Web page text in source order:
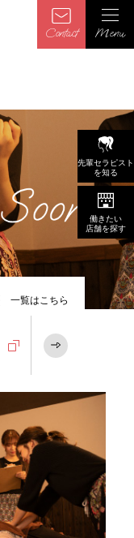
Contact Menu
先輩セラピスト
を知る
働きたい
店舗を探す
一覧はこちら